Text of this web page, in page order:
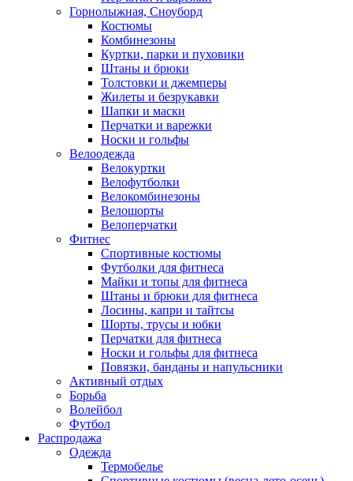
Горнолыжная, Сноуборд
Костюмы
Комбинезоны
Куртки, парки и пуховики
Штаны и брюки
Толстовки и джемперы
Жилеты и безрукавки
Шапки и маски
Перчатки и варежки
Носки и гольфы
Велоодежда
Велокуртки
Велофутболки
Велокомбинезоны
Велошорты
Велоперчатки
Фитнес
Спортивные костюмы
Футболки для фитнеса
Майки и топы для фитнеса
Штаны и брюки для фитнеса
Лосины, капри и тайтсы
Шорты, трусы и юбки
Перчатки для фитнеса
Носки и гольфы для фитнеса
Повязки, банданы и напульсники
Активный отдых
Борьба
Волейбол
Футбол
Распродажа
Одежда
Термобелье